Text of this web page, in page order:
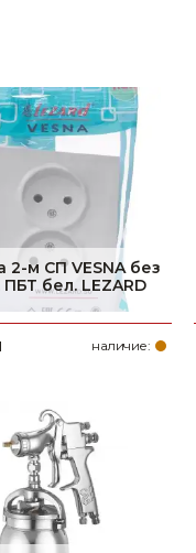
2-м СП VESNA без
бел. LEZARD
наличие: